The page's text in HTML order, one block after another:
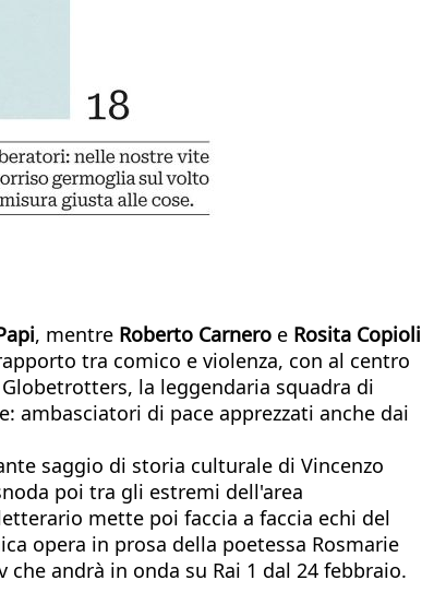
, mentre Roberto Carnero e Rosita Copioli
tra comico e violenza, con al centro
la leggendaria squadra di
ambasciatori di pace apprezzati anche dai
saggio di storia culturale di Vincenzo
poi tra gli estremi dell'area
mette poi faccia a faccia echi del
opera in prosa della poetessa Rosmarie
andrà in onda su Rai 1 dal 24 febbraio.